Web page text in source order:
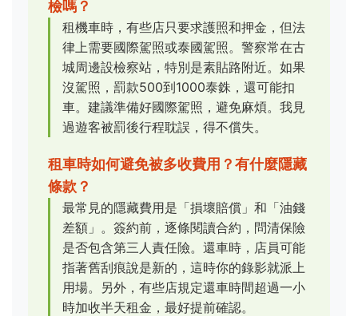
檢嗎？
租機車時，有些店只要求護照和押金，但法
律上需要國際駕照或泰國駕照。警察常在古
城周邊設檢察站，特別是素貼路附近。如果
沒駕照，罰款500到1000泰銖，還可能扣
車。建議準備好國際駕照，避免麻煩。我見
過遊客被罰後行程耽誤，得不償失。
租車時如何避免被多收費用？有什麼隱藏
條款？
最常見的隱藏費用是「損壞賠償」和「油錢
差額」。簽約前，逐條閱讀合約，問清保險
是否包含第三人責任險。還車時，店員可能
指著舊刮痕說是新的，這時你的錄影就派上
用場。另外，有些店規定還車時間超過一小
時加收半天租金，最好提前確認。